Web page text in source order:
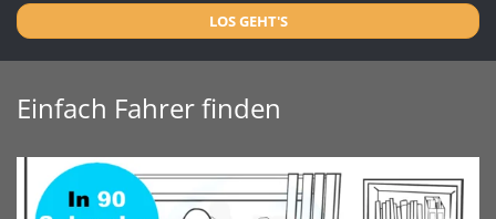
LOS GEHT'S
Einfach Fahrer finden